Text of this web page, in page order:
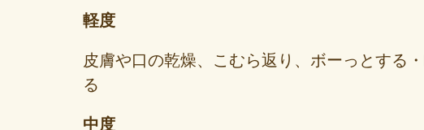
軽度
皮膚や口の乾燥、こむら返り、ボーっとする
る
中度